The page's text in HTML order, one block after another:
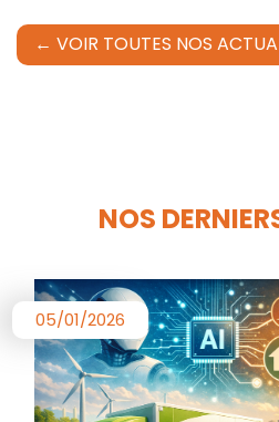
← VOIR TOUTES NOS
NOS
05/01/2026